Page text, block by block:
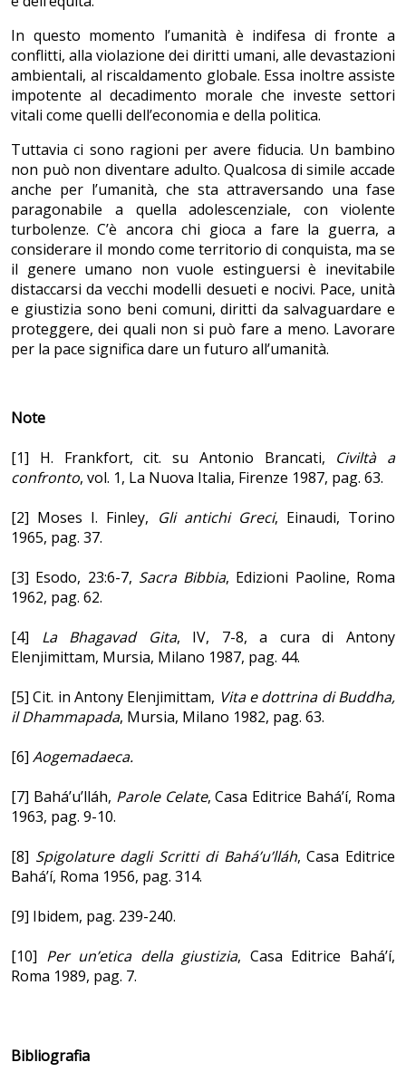
In questo momento l’umanità è indifesa di fronte a
conflitti, alla violazione dei diritti umani, alle devastazioni
ambientali, al riscaldamento globale. Essa inoltre assiste
impotente al decadimento morale che investe settori
vitali come quelli dell’economia e della politica.
Tuttavia ci sono ragioni per avere fiducia. Un bambino
non può non diventare adulto. Qualcosa di simile accade
anche per l’umanità, che sta attraversando una fase
paragonabile a quella adolescenziale, con violente
turbolenze. C’è ancora chi gioca a fare la guerra, a
considerare il mondo come territorio di conquista, ma se
il genere umano non vuole estinguersi è inevitabile
distaccarsi da vecchi modelli desueti e nocivi. Pace, unità
e giustizia sono beni comuni, diritti da salvaguardare e
proteggere, dei quali non si può fare a meno. Lavorare
per la pace significa dare un futuro all’umanità.
Note
[1] H. Frankfort, cit. su Antonio Brancati, Civiltà a
confronto, vol. 1, La Nuova Italia, Firenze 1987, pag. 63.
[2] Moses I. Finley, Gli antichi Greci, Einaudi, Torino
1965, pag. 37.
[3] Esodo, 23:6-7, Sacra Bibbia, Edizioni Paoline, Roma
1962, pag. 62.
[4] La Bhagavad Gita, IV, 7-8, a cura di Antony
Elenjimittam, Mursia, Milano 1987, pag. 44.
[5] Cit. in Antony Elenjimittam, Vita e dottrina di Buddha,
il Dhammapada, Mursia, Milano 1982, pag. 63.
[6] Aogemadaeca.
[7] Bahá’u’lláh, Parole Celate, Casa Editrice Bahá’í, Roma
1963, pag. 9-10.
[8] Spigolature dagli Scritti di Bahá’u’lláh, Casa Editrice
Bahá’í, Roma 1956, pag. 314.
[9] Ibidem, pag. 239-240.
[10] Per un’etica della giustizia, Casa Editrice Bahá’í,
Roma 1989, pag. 7.
Bibliografia